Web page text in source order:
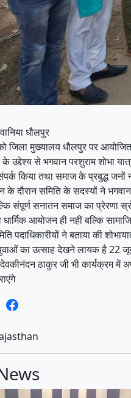
धौलपुर
मुख्यालय धौलपुर पर आयोजित
उद्देश्य से भगवान परशुराम शोभा
किया तथा समाज के प्रबुद्ध
के दौरान समिति के सदस्यों ने
संपूर्ण सनातन समाज का प्रेरणा
धार्मिक आयोजन ही नहीं बल्कि
पदाधिकारीयों ने बताया की
का उत्साह देखने लायक है 22 जून
ठाकुर जी भी कार्यक्रम में